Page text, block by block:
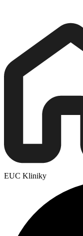
EUC Kliniky